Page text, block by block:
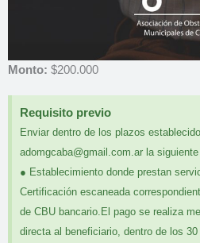
Monto: $200.000
Requisito previo
Enviar dentro de los plazos
adomgcaba@gmail.com.ar la
● Establecimiento donde prestan
Certificación escaneada
de CBU bancario.El pago se realiza
directa al beneficiario, dentro de los